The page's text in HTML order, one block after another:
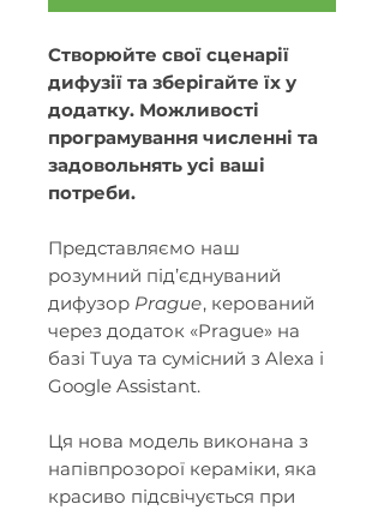
Створюйте свої сценарії
дифузії та зберігайте їх у
додатку. Можливості
програмування численні та
задовольнять усі ваші
потреби.
Представляємо наш
розумний під’єднуваний
дифузор Prague, керований
через додаток «Prague» на
базі Tuya та сумісний з Alexa і
Google Assistant.
Ця нова модель виконана з
напівпрозорої кераміки, яка
красиво підсвічується при